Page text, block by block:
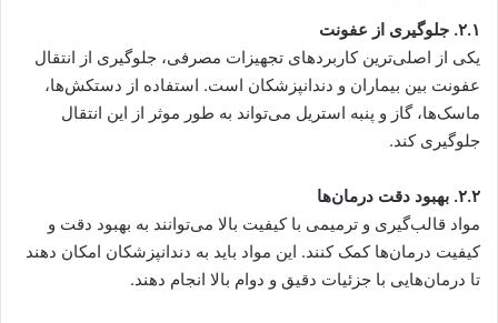
۲.۱. جلوگیری از عفونت
یکی از اصلی‌ترین کاربردهای تجهیزات مصرفی، جلوگیری از انتقال
عفونت بین بیماران و دندانپزشکان است. استفاده از دستکش‌ها،
ماسک‌ها، گاز و پنبه استریل می‌تواند به طور موثر از این انتقال
جلوگیری کند.
۲.۲. بهبود دقت درمان‌ها
مواد قالب‌گیری و ترمیمی با کیفیت بالا می‌توانند به بهبود دقت و
کیفیت درمان‌ها کمک کنند. این مواد باید به دندانپزشکان امکان دهند
تا درمان‌هایی با جزئیات دقیق و دوام بالا انجام دهند.